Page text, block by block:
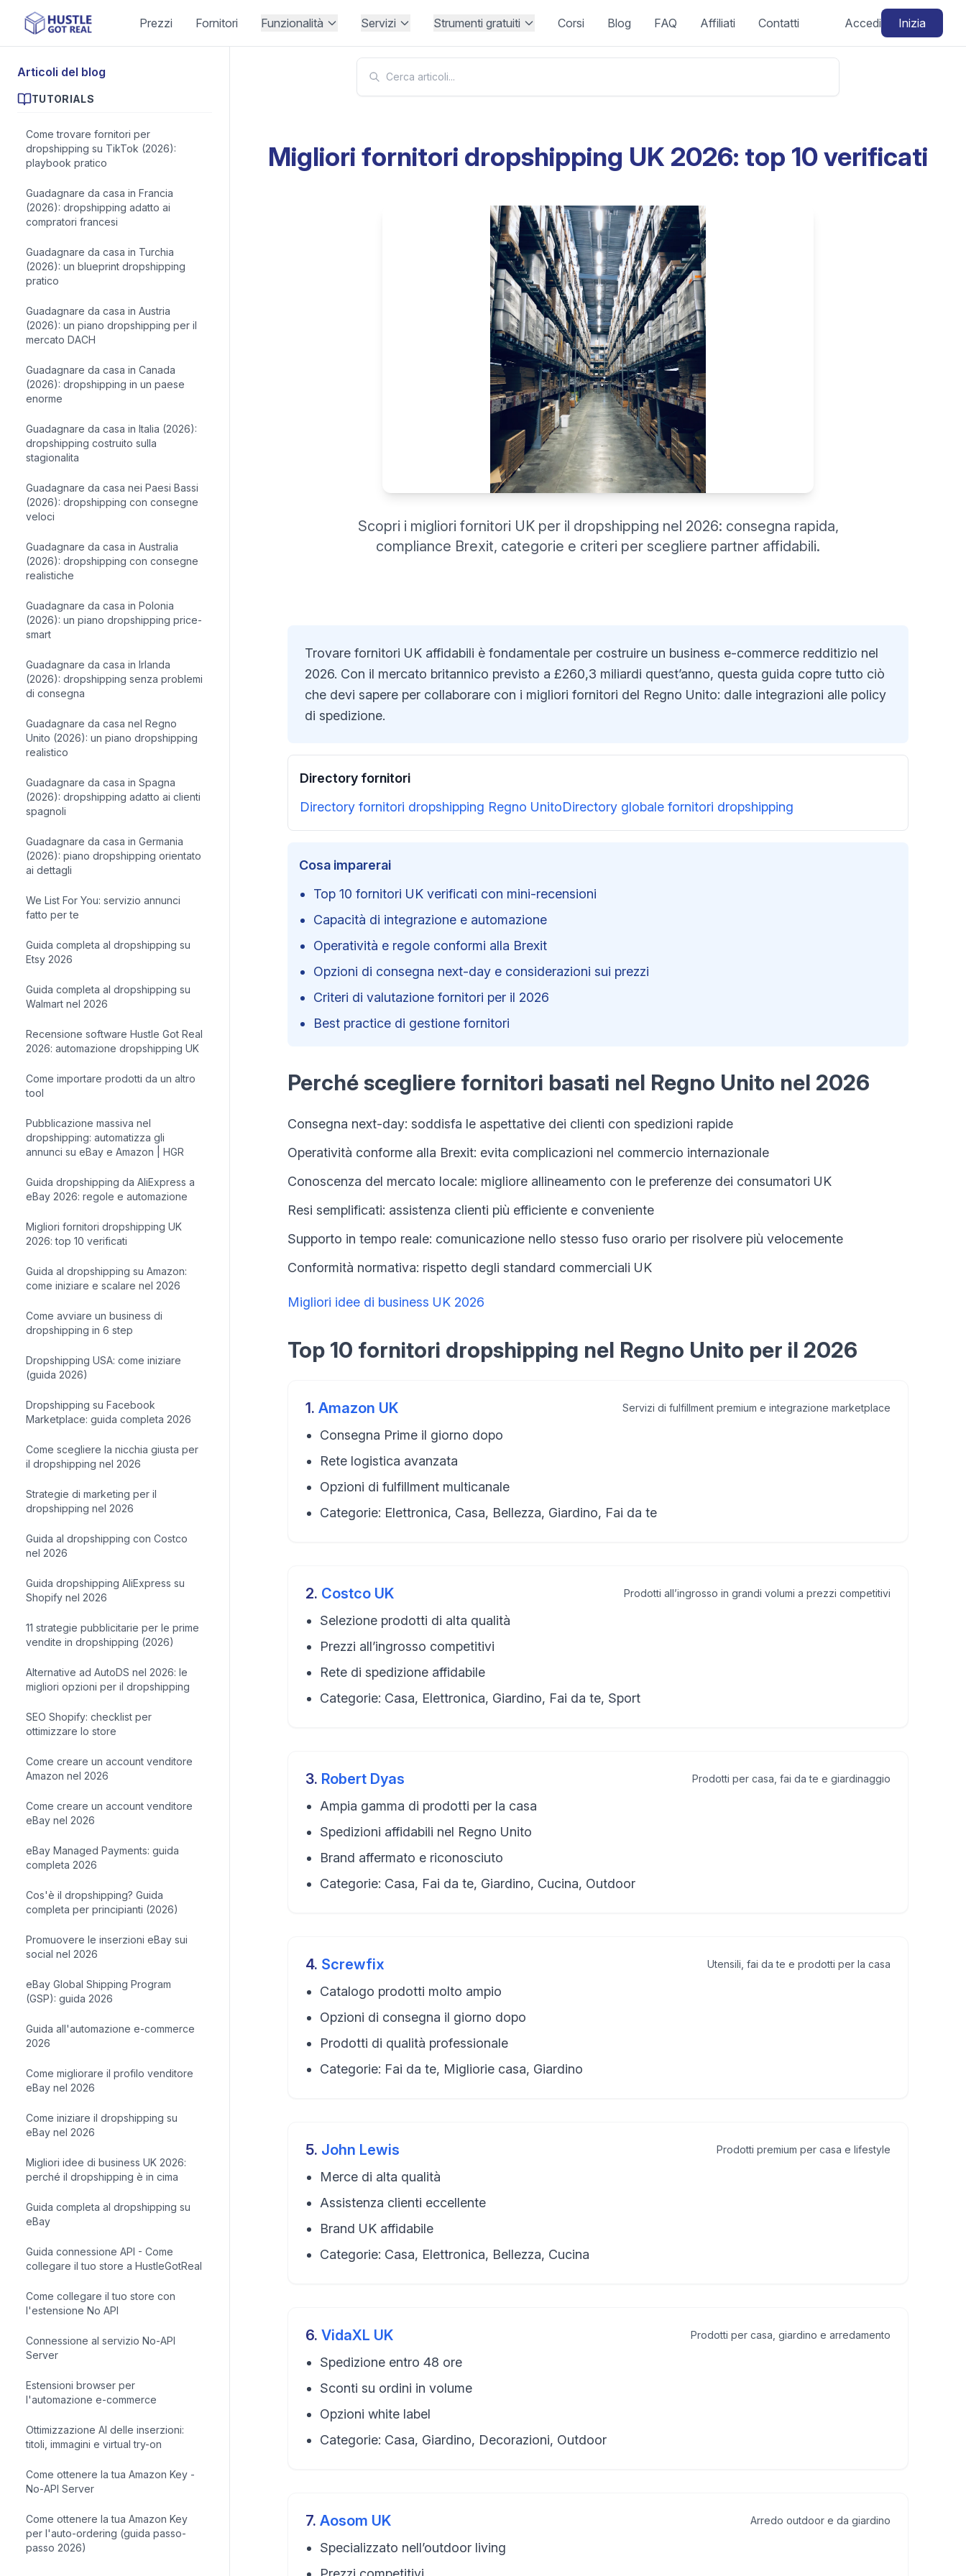
Prezzi Fornitori Funzionalità Servizi Strumenti gratuiti Corsi Blog FAQ Affiliati Contatti Accedi Inizia
Articoli del blog
TUTORIALS
Come trovare fornitori per
dropshipping su TikTok (2026):
playbook pratico
Guadagnare da casa in Francia
(2026): dropshipping adatto ai
compratori francesi
Guadagnare da casa in Turchia
(2026): un blueprint dropshipping
pratico
Guadagnare da casa in Austria
(2026): un piano dropshipping per il
mercato DACH
Guadagnare da casa in Canada
(2026): dropshipping in un paese
enorme
Guadagnare da casa in Italia (2026):
dropshipping costruito sulla
stagionalita
Guadagnare da casa nei Paesi Bassi
(2026): dropshipping con consegne
veloci
Guadagnare da casa in Australia
(2026): dropshipping con consegne
realistiche
Guadagnare da casa in Polonia
(2026): un piano dropshipping price-
smart
Guadagnare da casa in Irlanda
(2026): dropshipping senza problemi
di consegna
Guadagnare da casa nel Regno
Unito (2026): un piano dropshipping
realistico
Guadagnare da casa in Spagna
(2026): dropshipping adatto ai clienti
spagnoli
Guadagnare da casa in Germania
(2026): piano dropshipping orientato
ai dettagli
We List For You: servizio annunci
fatto per te
Guida completa al dropshipping su
Etsy 2026
Guida completa al dropshipping su
Walmart nel 2026
Recensione software Hustle Got Real
2026: automazione dropshipping UK
Come importare prodotti da un altro
tool
Pubblicazione massiva nel
dropshipping: automatizza gli
annunci su eBay e Amazon | HGR
Guida dropshipping da AliExpress a
eBay 2026: regole e automazione
Migliori fornitori dropshipping UK
2026: top 10 verificati
Guida al dropshipping su Amazon:
come iniziare e scalare nel 2026
Come avviare un business di
dropshipping in 6 step
Dropshipping USA: come iniziare
(guida 2026)
Dropshipping su Facebook
Marketplace: guida completa 2026
Come scegliere la nicchia giusta per
il dropshipping nel 2026
Strategie di marketing per il
dropshipping nel 2026
Guida al dropshipping con Costco
nel 2026
Guida dropshipping AliExpress su
Shopify nel 2026
11 strategie pubblicitarie per le prime
vendite in dropshipping (2026)
Alternative ad AutoDS nel 2026: le
migliori opzioni per il dropshipping
SEO Shopify: checklist per
ottimizzare lo store
Come creare un account venditore
Amazon nel 2026
Come creare un account venditore
eBay nel 2026
eBay Managed Payments: guida
completa 2026
Cos'è il dropshipping? Guida
completa per principianti (2026)
Promuovere le inserzioni eBay sui
social nel 2026
eBay Global Shipping Program
(GSP): guida 2026
Guida all'automazione e-commerce
2026
Come migliorare il profilo venditore
eBay nel 2026
Come iniziare il dropshipping su
eBay nel 2026
Migliori idee di business UK 2026:
perché il dropshipping è in cima
Guida completa al dropshipping su
eBay
Guida connessione API - Come
collegare il tuo store a HustleGotReal
Come collegare il tuo store con
l'estensione No API
Connessione al servizio No-API
Server
Estensioni browser per
l'automazione e-commerce
Ottimizzazione AI delle inserzioni:
titoli, immagini e virtual try-on
Come ottenere la tua Amazon Key -
No-API Server
Come ottenere la tua Amazon Key
per l'auto-ordering (guida passo-
passo 2026)
Migliori fornitori dropshipping UK 2026: top 10 verificati
Scopri i migliori fornitori UK per il dropshipping nel 2026: consegna rapida,
compliance Brexit, categorie e criteri per scegliere partner affidabili.
Trovare fornitori UK affidabili è fondamentale per costruire un business e-commerce redditizio nel
2026. Con il mercato britannico previsto a £260,3 miliardi quest’anno, questa guida copre tutto ciò
che devi sapere per collaborare con i migliori fornitori del Regno Unito: dalle integrazioni alle policy
di spedizione.
Directory fornitori
Directory fornitori dropshipping Regno UnitoDirectory globale fornitori dropshipping
Cosa imparerai
Top 10 fornitori UK verificati con mini-recensioni
Capacità di integrazione e automazione
Operatività e regole conformi alla Brexit
Opzioni di consegna next-day e considerazioni sui prezzi
Criteri di valutazione fornitori per il 2026
Best practice di gestione fornitori
Perché scegliere fornitori basati nel Regno Unito nel 2026
Consegna next-day: soddisfa le aspettative dei clienti con spedizioni rapide
Operatività conforme alla Brexit: evita complicazioni nel commercio internazionale
Conoscenza del mercato locale: migliore allineamento con le preferenze dei consumatori UK
Resi semplificati: assistenza clienti più efficiente e conveniente
Supporto in tempo reale: comunicazione nello stesso fuso orario per risolvere più velocemente
Conformità normativa: rispetto degli standard commerciali UK
Migliori idee di business UK 2026
Top 10 fornitori dropshipping nel Regno Unito per il 2026
1. Amazon UK Servizi di fulfillment premium e integrazione marketplace
Consegna Prime il giorno dopo
Rete logistica avanzata
Opzioni di fulfillment multicanale
Categorie: Elettronica, Casa, Bellezza, Giardino, Fai da te
2. Costco UK Prodotti all’ingrosso in grandi volumi a prezzi competitivi
Selezione prodotti di alta qualità
Prezzi all’ingrosso competitivi
Rete di spedizione affidabile
Categorie: Casa, Elettronica, Giardino, Fai da te, Sport
3. Robert Dyas Prodotti per casa, fai da te e giardinaggio
Ampia gamma di prodotti per la casa
Spedizioni affidabili nel Regno Unito
Brand affermato e riconosciuto
Categorie: Casa, Fai da te, Giardino, Cucina, Outdoor
4. Screwfix Utensili, fai da te e prodotti per la casa
Catalogo prodotti molto ampio
Opzioni di consegna il giorno dopo
Prodotti di qualità professionale
Categorie: Fai da te, Migliorie casa, Giardino
5. John Lewis Prodotti premium per casa e lifestyle
Merce di alta qualità
Assistenza clienti eccellente
Brand UK affidabile
Categorie: Casa, Elettronica, Bellezza, Cucina
6. VidaXL UK Prodotti per casa, giardino e arredamento
Spedizione entro 48 ore
Sconti su ordini in volume
Opzioni white label
Categorie: Casa, Giardino, Decorazioni, Outdoor
7. Aosom UK Arredo outdoor e da giardino
Specializzato nell’outdoor living